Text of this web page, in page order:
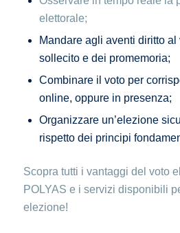
elettorale;
Mandare agli aventi diritto
sollecito e dei promemoria;
Combinare il voto per
online, oppure in presenza;
Organizzare un’elezione
rispetto dei principi
Scopra tutti i vantaggi del voto
POLYAS e i servizi disponibili
elezione!